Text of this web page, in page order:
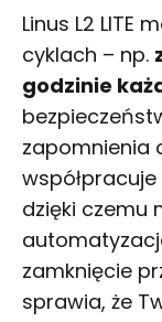
Linus L2 LITE
cyklach – np.
godzinie
zapomnienia
dzięki czemu
zamknięcie
sprawia, że